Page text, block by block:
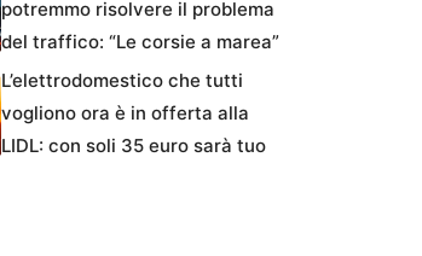
potremmo risolvere il problema
del traffico: “Le corsie a marea”
L’elettrodomestico che tutti
vogliono ora è in offerta alla
LIDL: con soli 35 euro sarà tuo